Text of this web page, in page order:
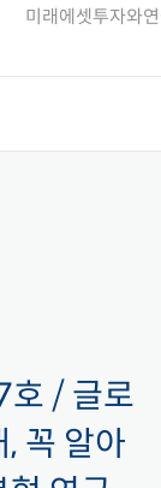
미래에셋투자와
호 / 글로
꼭 알아